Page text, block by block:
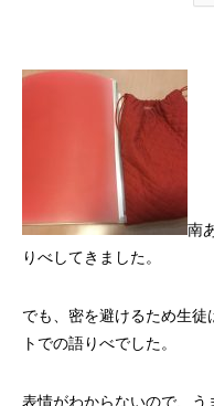
南
りべしてきました。
でも、密を避けるため生
トでの語りべでした。
表情がわからないので、う